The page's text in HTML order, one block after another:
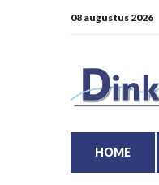
08 augustus 2026
HOME